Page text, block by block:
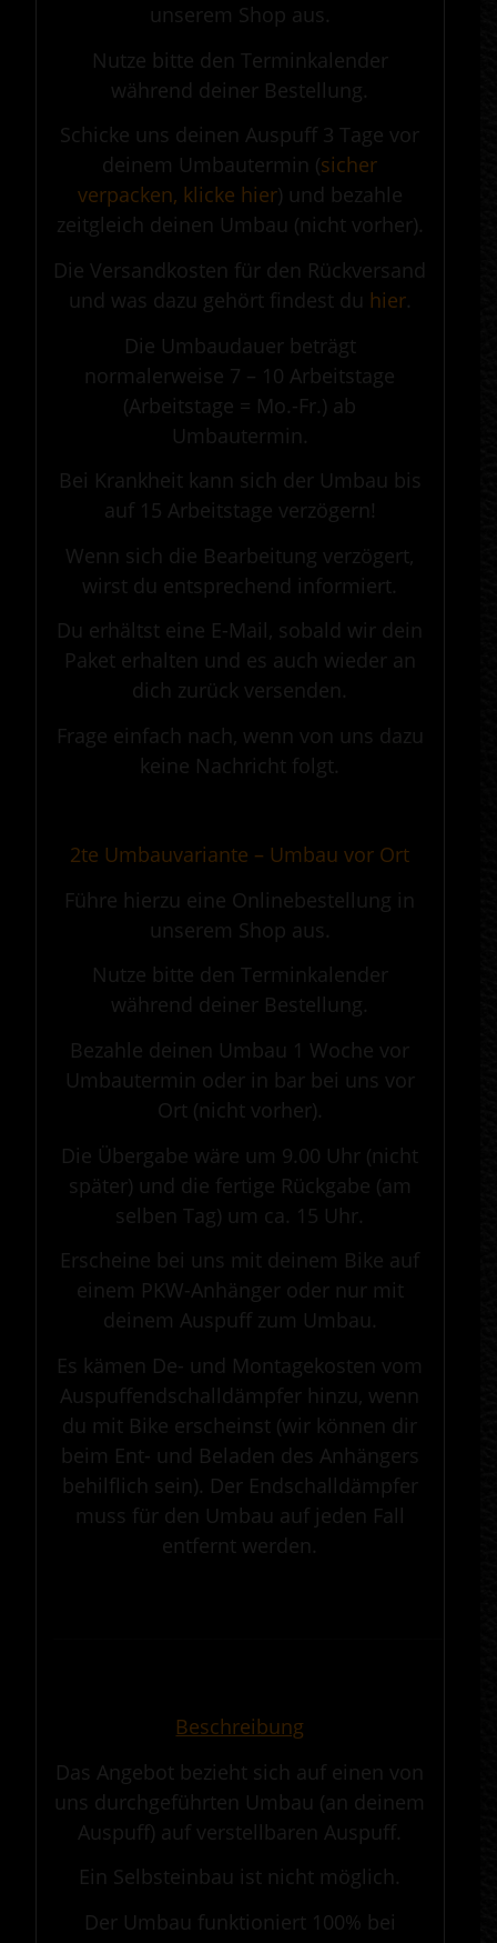
unserem Shop aus.
Nutze bitte den Terminkalender
während deiner Bestellung.
Schicke uns deinen Auspuff 3 Tage vor
deinem Umbautermin (sicher
verpacken, klicke hier) und bezahle
zeitgleich deinen Umbau (nicht vorher).
Die Versandkosten für den Rückversand
und was dazu gehört findest du hier.
Die Umbaudauer beträgt
normalerweise 7 – 10 Arbeitstage
(Arbeitstage = Mo.-Fr.) ab
Umbautermin.
Bei Krankheit kann sich der Umbau bis
auf 15 Arbeitstage verzögern!
Wenn sich die Bearbeitung verzögert,
wirst du entsprechend informiert.
Du erhältst eine E-Mail, sobald wir dein
Paket erhalten und es auch wieder an
dich zurück versenden.
Frage einfach nach, wenn von uns dazu
keine Nachricht folgt.
2te Umbauvariante – Umbau vor Ort
Führe hierzu eine Onlinebestellung in
unserem Shop aus.
Nutze bitte den Terminkalender
während deiner Bestellung.
Bezahle deinen Umbau 1 Woche vor
Umbautermin oder in bar bei uns vor
Ort (nicht vorher).
Die Übergabe wäre um 9.00 Uhr (nicht
später) und die fertige Rückgabe (am
selben Tag) um ca. 15 Uhr.
Erscheine bei uns mit deinem Bike auf
einem PKW-Anhänger oder nur mit
deinem Auspuff zum Umbau.
Es kämen De- und Montagekosten vom
Auspuffendschalldämpfer hinzu, wenn
du mit Bike erscheinst (wir können dir
beim Ent- und Beladen des Anhängers
behilflich sein). Der Endschalldämpfer
muss für den Umbau auf jeden Fall
entfernt werden.
Beschreibung
Das Angebot bezieht sich auf einen von
uns durchgeführten Umbau (an deinem
Auspuff) auf verstellbaren Auspuff.
Ein Selbsteinbau ist nicht möglich.
Der Umbau funktioniert 100% bei